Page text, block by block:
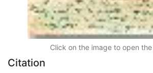
Click on the image to open
Citation